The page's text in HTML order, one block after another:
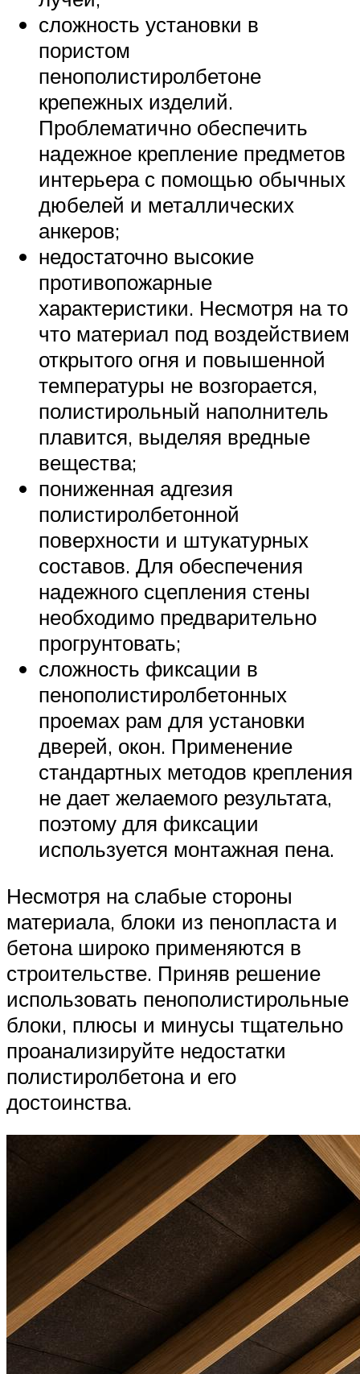
сложность установки в
пористом
пенополистиролбетоне
крепежных изделий.
Проблематично обеспечить
надежное крепление предметов
интерьера с помощью обычных
дюбелей и металлических
анкеров;
недостаточно высокие
противопожарные
характеристики. Несмотря на то
что материал под воздействием
открытого огня и повышенной
температуры не возгорается,
полистирольный наполнитель
плавится, выделяя вредные
вещества;
пониженная адгезия
полистиролбетонной
поверхности и штукатурных
составов. Для обеспечения
надежного сцепления стены
необходимо предварительно
прогрунтовать;
сложность фиксации в
пенополистиролбетонных
проемах рам для установки
дверей, окон. Применение
стандартных методов крепления
не дает желаемого результата,
поэтому для фиксации
используется монтажная пена.
Несмотря на слабые стороны
материала, блоки из пенопласта и
бетона широко применяются в
строительстве. Приняв решение
использовать пенополистирольные
блоки, плюсы и минусы тщательно
проанализируйте недостатки
полистиролбетона и его
достоинства.